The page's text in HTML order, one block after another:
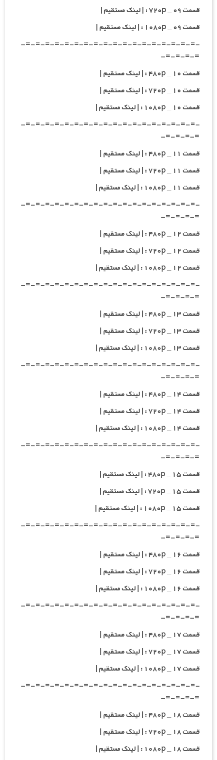
قسمت ۰۹ _ ۷۲۰p : | لینک مستقیم |
قسمت ۰۹ _ ۱۰۸۰p : | لینک مستقیم |
-=-=-=-=-=-=-=-=-=-=-=-=-=-=-=-=-=-=-
=-=-=-=-
قسمت ۱۰ _ ۴۸۰p : | لینک مستقیم |
قسمت ۱۰ _ ۷۲۰p : | لینک مستقیم |
قسمت ۱۰ _ ۱۰۸۰p : | لینک مستقیم |
-=-=-=-=-=-=-=-=-=-=-=-=-=-=-=-=-=-=-
=-=-=-=-
قسمت ۱۱ _ ۴۸۰p : | لینک مستقیم |
قسمت ۱۱ _ ۷۲۰p : | لینک مستقیم |
قسمت ۱۱ _ ۱۰۸۰p : | لینک مستقیم |
-=-=-=-=-=-=-=-=-=-=-=-=-=-=-=-=-=-=-
=-=-=-=-
قسمت ۱۲ _ ۴۸۰p : | لینک مستقیم |
قسمت ۱۲ _ ۷۲۰p : | لینک مستقیم |
قسمت ۱۲ _ ۱۰۸۰p : | لینک مستقیم |
-=-=-=-=-=-=-=-=-=-=-=-=-=-=-=-=-=-=-
=-=-=-=-
قسمت ۱۳ _ ۴۸۰p : | لینک مستقیم |
قسمت ۱۳ _ ۷۲۰p : | لینک مستقیم |
قسمت ۱۳ _ ۱۰۸۰p : | لینک مستقیم |
-=-=-=-=-=-=-=-=-=-=-=-=-=-=-=-=-=-=-
=-=-=-=-
قسمت ۱۴ _ ۴۸۰p : | لینک مستقیم |
قسمت ۱۴ _ ۷۲۰p : | لینک مستقیم |
قسمت ۱۴ _ ۱۰۸۰p : | لینک مستقیم |
-=-=-=-=-=-=-=-=-=-=-=-=-=-=-=-=-=-=-
=-=-=-=-
قسمت ۱۵ _ ۴۸۰p : | لینک مستقیم |
قسمت ۱۵ _ ۷۲۰p : | لینک مستقیم |
قسمت ۱۵ _ ۱۰۸۰p : | لینک مستقیم |
-=-=-=-=-=-=-=-=-=-=-=-=-=-=-=-=-=-=-
=-=-=-=-
قسمت ۱۶ _ ۴۸۰p : | لینک مستقیم |
قسمت ۱۶ _ ۷۲۰p : | لینک مستقیم |
قسمت ۱۶ _ ۱۰۸۰p : | لینک مستقیم |
-=-=-=-=-=-=-=-=-=-=-=-=-=-=-=-=-=-=-
=-=-=-=-
قسمت ۱۷ _ ۴۸۰p : | لینک مستقیم |
قسمت ۱۷ _ ۷۲۰p : | لینک مستقیم |
قسمت ۱۷ _ ۱۰۸۰p : | لینک مستقیم |
-=-=-=-=-=-=-=-=-=-=-=-=-=-=-=-=-=-=-
=-=-=-=-
قسمت ۱۸ _ ۴۸۰p : | لینک مستقیم |
قسمت ۱۸ _ ۷۲۰p : | لینک مستقیم |
قسمت ۱۸ _ ۱۰۸۰p : | لینک مستقیم |